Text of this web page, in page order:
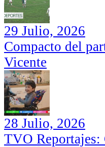
29 Julio, 2026
Compacto del
Vicente
28 Julio, 2026
TVO Reportajes: